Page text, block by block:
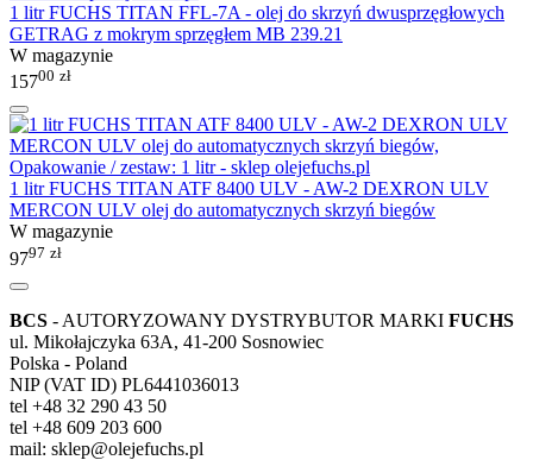
1 litr FUCHS TITAN FFL-7A - olej do skrzyń dwusprzęgłowych
GETRAG z mokrym sprzęgłem MB 239.21
W magazynie
15700 zł
1 litr FUCHS TITAN ATF 8400 ULV - AW-2 DEXRON ULV
MERCON ULV olej do automatycznych skrzyń biegów
W magazynie
9797 zł
BCS - AUTORYZOWANY DYSTRYBUTOR MARKI FUCHS
ul. Mikołajczyka 63A, 41-200 Sosnowiec
Polska - Poland
NIP (VAT ID) PL6441036013
tel +48 32 290 43 50
tel +48 609 203 600
mail: sklep@olejefuchs.pl